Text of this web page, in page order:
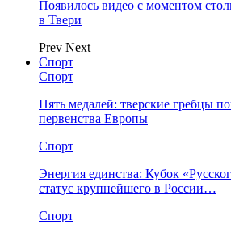
Появилось видео с моментом
в Твери
Prev Next
Спорт
Спорт
Пять медалей: тверские гребцы
первенства Европы
Спорт
Энергия единства: Кубок
статус крупнейшего в России…
Спорт